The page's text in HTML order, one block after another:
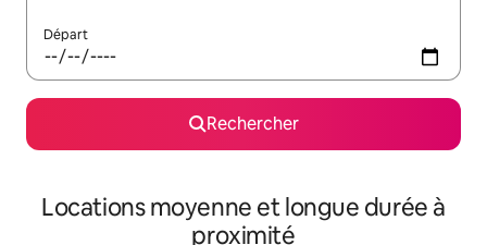
Départ
Rechercher
Locations moyenne et longue durée à
proximité